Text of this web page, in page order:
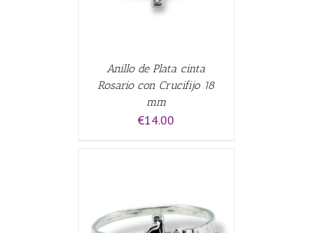
Anillo de Plata cinta
Rosario con Crucifijo 18
mm
€14.00